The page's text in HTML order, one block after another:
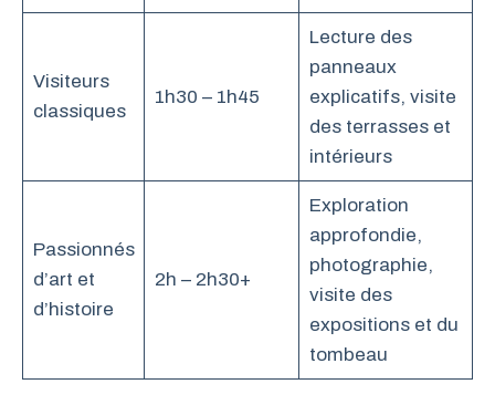
Visiteurs
classiques
1h30 – 1h45
Lecture des
panneaux
explicatifs, visite
des terrasses et
intérieurs
Passionnés
d’art et
d’histoire
2h – 2h30+
Exploration
approfondie,
photographie,
visite des
expositions et du
tombeau